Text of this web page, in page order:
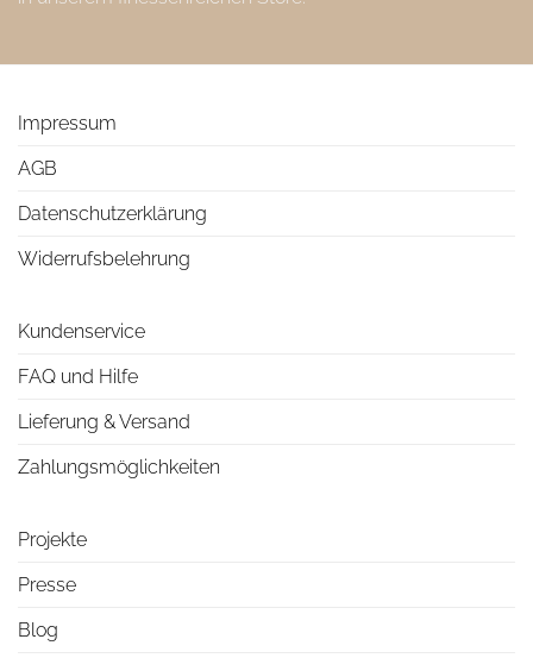
Impressum
AGB
Datenschutzerklärung
Widerrufsbelehrung
Kundenservice
FAQ und Hilfe
Lieferung & Versand
Zahlungsmöglichkeiten
Projekte
Presse
Blog